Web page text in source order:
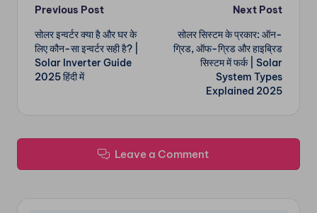
Post
navigation
Previous Post
सोलर इन्वर्टर क्या है और घर के
लिए कौन-सा इन्वर्टर सही है? |
Solar Inverter Guide
2025 हिंदी में
Next Post
सोलर सिस्टम के प्रकार: ऑन-
ग्रिड, ऑफ-ग्रिड और हाइब्रिड
सिस्टम में फर्क | Solar
System Types
Explained 2025
Leave a Comment